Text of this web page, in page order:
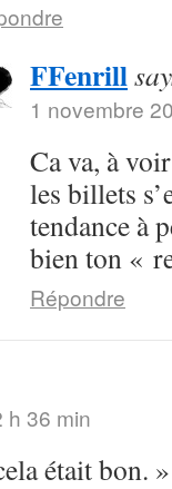
FFenrill
1 novembre
Ca va, à
les billets
tendance à
bien ton «
Répondre
h 36 min
était bon.